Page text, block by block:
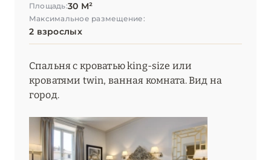
Площадь:30 М²
Максимальное размещение:
2 взрослых
Спальня с кроватью king-size или
кроватями twin, ванная комната. Вид на
город.